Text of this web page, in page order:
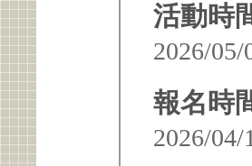
活動時
2026/05/
報名時
2026/04/